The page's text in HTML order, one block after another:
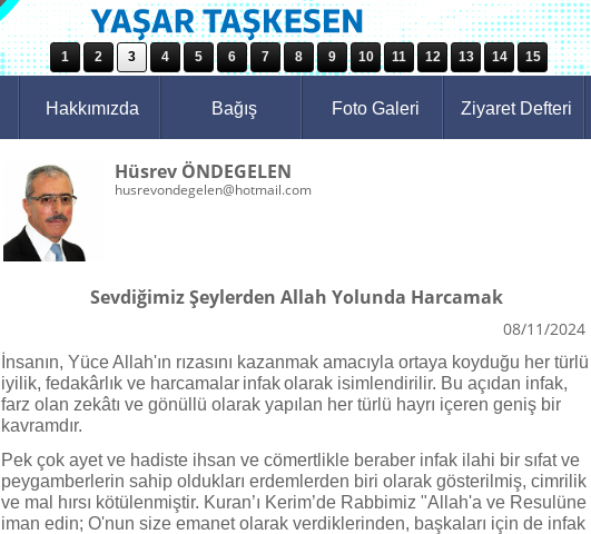
1 2 3 4 5 6 7 8 9 10 11 12 13 14 15
Hakkımızda Bağış Foto Galeri Ziyaret Defteri
Hüsrev ÖNDEGELEN
husrevondegelen@hotmail.com
Sevdiğimiz Şeylerden Allah Yolunda Harcamak
08/11/2024
İnsanın, Yüce Allah'ın rızasını kazanmak amacıyla ortaya koyduğu her türlü
iyilik, fedakârlık ve harcamalar infak olarak isimlendirilir. Bu açıdan infak,
farz olan zekâtı ve gönüllü olarak yapılan her türlü hayrı içeren geniş bir
kavramdır.
Pek çok ayet ve hadiste ihsan ve cömertlikle beraber infak ilahi bir sıfat ve
peygamberlerin sahip oldukları erdemlerden biri olarak gösterilmiş, cimrilik
ve mal hırsı kötülenmiştir. Kuran’ı Kerim’de Rabbimiz "Allah'a ve Resulüne
iman edin; O'nun size emanet olarak verdiklerinden, başkaları için de infak